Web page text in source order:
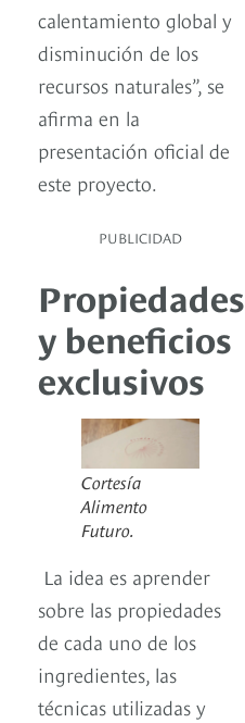
calentamiento global y
disminución de los
recursos naturales”, se
afirma en la
presentación oficial de
este proyecto.
PUBLICIDAD
Propiedades
y beneficios
exclusivos
Cortesía
Alimento
Futuro.
La idea es aprender
sobre las propiedades
de cada uno de los
ingredientes, las
técnicas utilizadas y